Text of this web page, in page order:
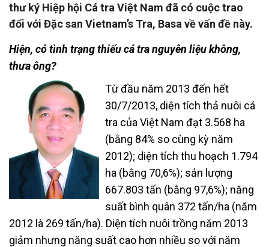
thư ký Hiệp hội Cá tra Việt Nam đã có cuộc trao
đổi với Đặc san Vietnam’s Tra, Basa về vấn đề này.
Hiện, có tình trạng thiếu cá tra nguyên liệu không,
thưa ông?
Từ đầu năm 2013 đến hết
30/7/2013, diện tích thả nuôi cá
tra của Việt Nam đạt 3.568 ha
(bằng 84% so cùng kỳ năm
2012); diện tích thu hoạch 1.794
ha (bằng 70,6%); sản lượng
667.803 tấn (bằng 97,6%); năng
suất bình quân 372 tấn/ha (năm
2012 là 269 tấn/ha). Diện tích nuôi trồng năm 2013
giảm nhưng năng suất cao hơn nhiều so với năm